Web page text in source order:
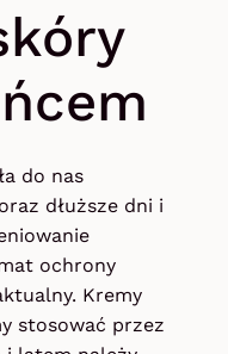
do nas
dłuższe dni i
ochrony
Kremy
stosować przez